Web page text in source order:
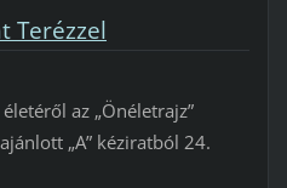
Terézzel
az „Önéletrajz”
„A” kéziratból 24.